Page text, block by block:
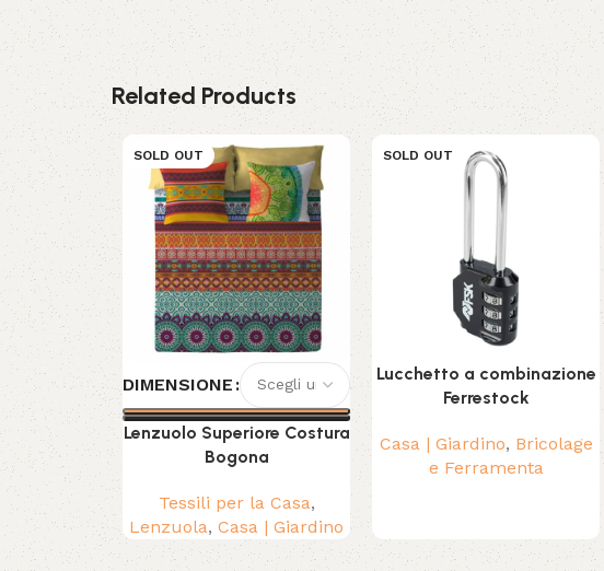
Related Products
SOLD OUT
DIMENSIONE
Lenzuolo Superiore Costura
Bogona
Tessili per la Casa,
Lenzuola, Casa | Giardino
SOLD OUT
Lucchetto a combinazione
Ferrestock
Casa | Giardino, Bricolage
e Ferramenta